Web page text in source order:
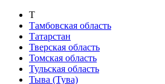
Т
Тамбовская область
Татарстан
Тверская область
Томская область
Тульская область
Тыва (Тува)